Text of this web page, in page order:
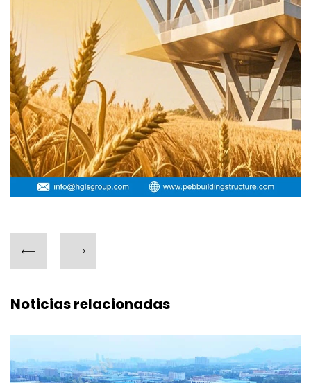
Noticias relacionadas